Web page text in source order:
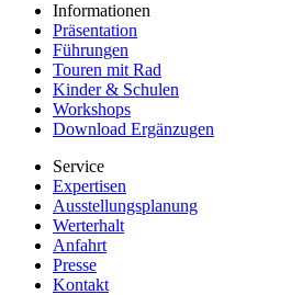
Informationen
Präsentation
Führungen
Touren mit Rad
Kinder & Schulen
Workshops
Download Ergänzugen
Service
Expertisen
Ausstellungsplanung
Werterhalt
Anfahrt
Presse
Kontakt